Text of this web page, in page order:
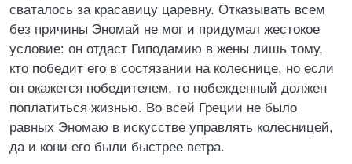
сваталось за красавицу царевну. Отказывать всем
без причины Эномай не мог и придумал жестокое
условие: он отдаст Гиподамию в жены лишь тому,
кто победит его в состязании на колеснице, но если
он окажется победителем, то побежденный должен
поплатиться жизнью. Во всей Греции не было
равных Эномаю в искусстве управлять колесницей,
да и кони его были быстрее ветра.